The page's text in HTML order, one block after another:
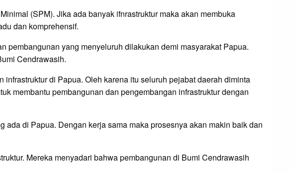
(SPM). Jika ada banyak ifnrastruktur maka akan membuka
dan komprehensif.
pembangunan yang menyeluruh dilakukan demi masyarakat Papua.
Cendrawasih.
di Papua. Oleh karena itu seluruh pejabat daerah diminta
membantu pembangunan dan pengembangan infrastruktur dengan
di Papua. Dengan kerja sama maka prosesnya akan makin baik dan
Mereka menyadari bahwa pembangunan di Bumi Cendrawasih